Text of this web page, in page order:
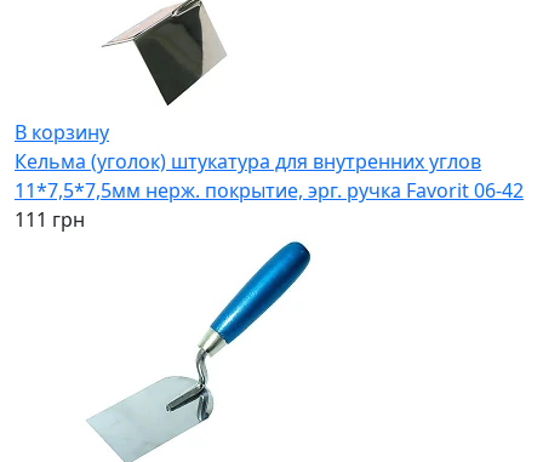
В корзину
Кельма (уголок) штукатура для внутренних углов
11*7,5*7,5мм нерж. покрытие, эрг. ручка Favorit 06-42
111 грн